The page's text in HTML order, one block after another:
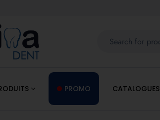
PROMO CATALOGUES